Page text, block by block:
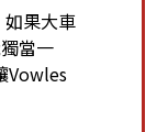
果大車
當一
Vowles